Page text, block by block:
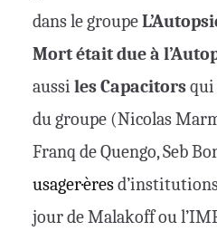
dans le groupe
Mort était due à
aussi les Capacitorsqui
du groupe (Nicolas
Franq de Quengo, Seb
usager·ères
jour de Malakoff ou